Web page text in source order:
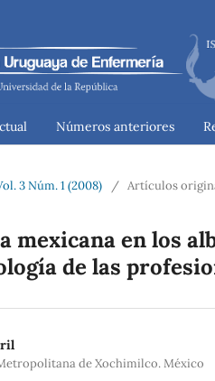
Números anteriores
3 Núm. 1 (2008) / Artículos
mexicana en los
de las
de Xochimilco. México